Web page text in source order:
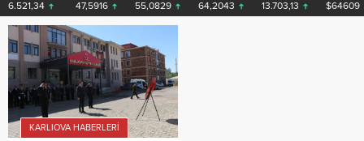
6.521,34 47,5916 55,0829 64,2043 13.703,13 $64609
KARLIOVA HABERLERI